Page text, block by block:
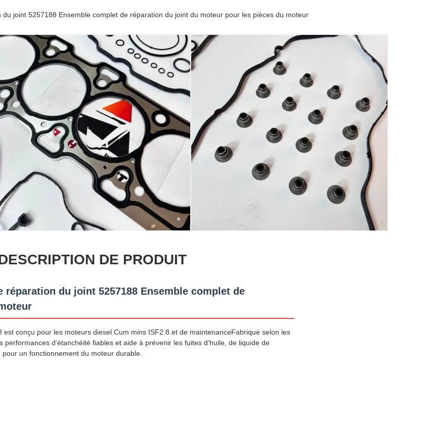
joint 5257188 Ensemble complet de réparation du joint du moteur pour les pièces du moteur
DE PRODUIT
réparation du joint 5257188 Ensemble complet de
est conçu pour les moteurs diesel Cum mins ISF2.8.et de maintenanceFabriqué selon les
performances d'étanchéité fiables et aide à prévenir les fuites d'huile, de liquide de
un fonctionnement du moteur durable.